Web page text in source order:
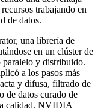
trabajando en
de datos.
una librería de
en un clúster de
y distribuido.
a los pasos más
y difusa, filtrado de
de datos curado de
calidad. NVIDIA